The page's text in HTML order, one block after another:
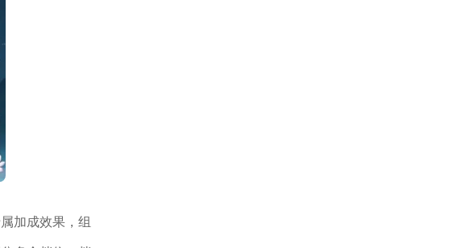
加成效果，组